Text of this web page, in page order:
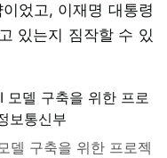
었고, 이재명 대통령
있는지 짐작할 수 있
델 구축을 위한 프로젝